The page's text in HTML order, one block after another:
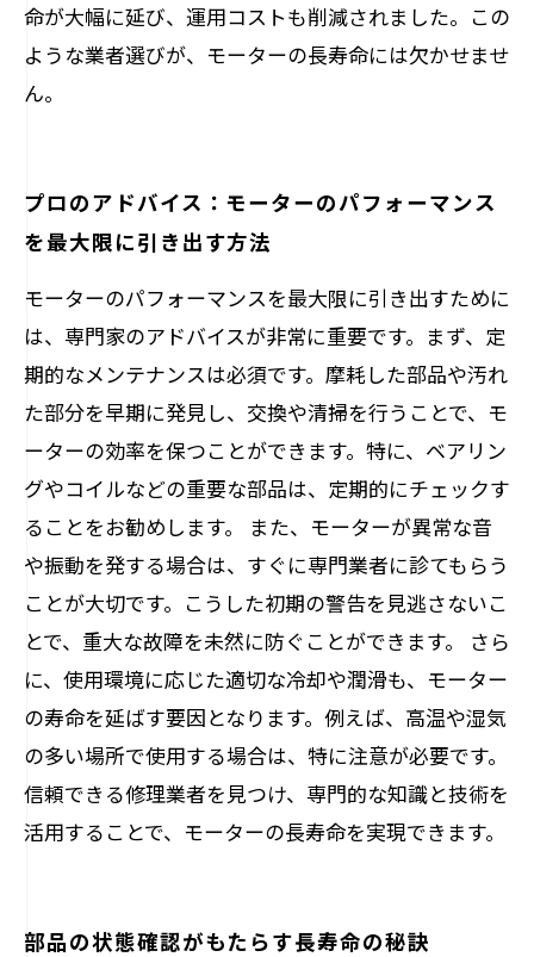
命が大幅に延び、運用コストも削減されました。この
ような業者選びが、モーターの長寿命には欠かせませ
ん。
プロのアドバイス：モーターのパフォーマンス
を最大限に引き出す方法
モーターのパフォーマンスを最大限に引き出すために
は、専門家のアドバイスが非常に重要です。まず、定
期的なメンテナンスは必須です。摩耗した部品や汚れ
た部分を早期に発見し、交換や清掃を行うことで、モ
ーターの効率を保つことができます。特に、ベアリン
グやコイルなどの重要な部品は、定期的にチェックす
ることをお勧めします。 また、モーターが異常な音
や振動を発する場合は、すぐに専門業者に診てもらう
ことが大切です。こうした初期の警告を見逃さないこ
とで、重大な故障を未然に防ぐことができます。 さら
に、使用環境に応じた適切な冷却や潤滑も、モーター
の寿命を延ばす要因となります。例えば、高温や湿気
の多い場所で使用する場合は、特に注意が必要です。
信頼できる修理業者を見つけ、専門的な知識と技術を
活用することで、モーターの長寿命を実現できます。
部品の状態確認がもたらす長寿命の秘訣